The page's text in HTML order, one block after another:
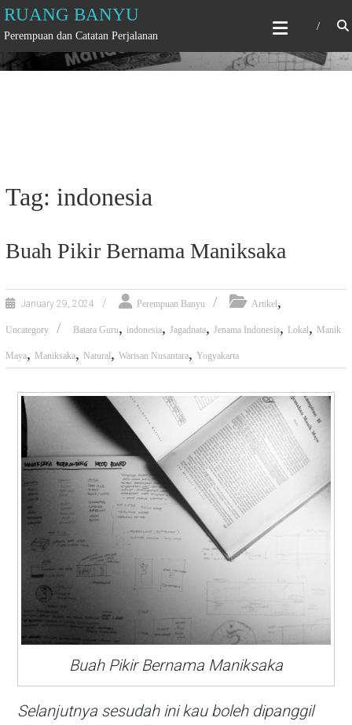
Skip
to
content
RUANG BANYU
Perempuan dan Catatan Perjalanan
Tag: indonesia
Buah Pikir Bernama Maniksaka
January 29, 2024 Perempuan Banyu Artikel,
Uncategory Batara Guru, indonesia, Jagadnata, Jenama Indonesia, Lokal, Manik
Maya, Maniksaka, Natural, Warisan Nusantara, Yogyakarta
Buah Pikir Bernama Maniksaka
Selanjutnya sesudah ini kau boleh dipanggil